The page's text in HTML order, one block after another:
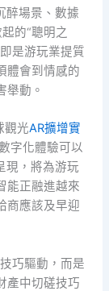
醉場景、數據
的“聰明之
是游玩業提質
體會到情感的
舉動。
觀光AR擴增實
字化體驗可以
現，將為游玩
能正融進越來
商應該及早迎
巧驅動，而是
產中切磋技巧